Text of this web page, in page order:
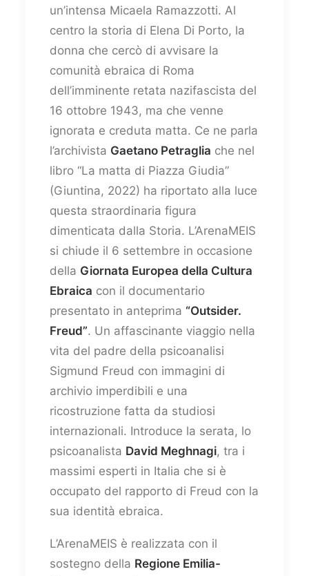
un’intensa Micaela Ramazzotti. Al
centro la storia di Elena Di Porto, la
donna che cercò di avvisare la
comunità ebraica di Roma
dell’imminente retata nazifascista del
16 ottobre 1943, ma che venne
ignorata e creduta matta. Ce ne parla
l’archivista Gaetano Petraglia che nel
libro “La matta di Piazza Giudia”
(Giuntina, 2022) ha riportato alla luce
questa straordinaria figura
dimenticata dalla Storia. L’ArenaMEIS
si chiude il 6 settembre in occasione
della Giornata Europea della Cultura
Ebraica con il documentario
presentato in anteprima “Outsider.
Freud”. Un affascinante viaggio nella
vita del padre della psicoanalisi
Sigmund Freud con immagini di
archivio imperdibili e una
ricostruzione fatta da studiosi
internazionali. Introduce la serata, lo
psicoanalista David Meghnagi, tra i
massimi esperti in Italia che si è
occupato del rapporto di Freud con la
sua identità ebraica.
L’ArenaMEIS è realizzata con il
sostegno della Regione Emilia-